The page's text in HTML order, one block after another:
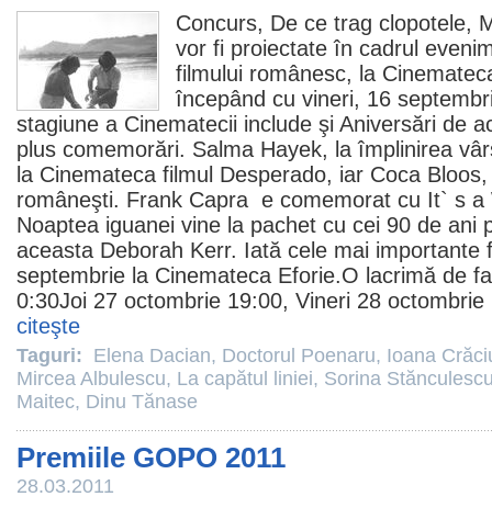
Concurs, De ce trag clopotele,
vor fi proiectate în cadrul
filmului românesc, la
începând cu vineri, 16
stagiune a Cinematecii include şi Aniversări de
plus comemorări. Salma Hayek, la împlinirea
la Cinemateca filmul Desperado, iar Coca Bloos
româneşti. Frank Capra e comemorat cu It` s
Noaptea iguanei vine la pachet cu cei 90 de ani
aceasta Deborah Kerr. Iată cele mai importante
septembrie la Cinemateca Eforie.O lacrimă de
0:30Joi 27 octombrie 19:00, Vineri 28
citeşte
Taguri: Elena Dacian, Doctorul Poenaru, Ioana
Mircea Albulescu, La capătul liniei, Sorina
Maitec, Dinu Tănase
Premiile GOPO 2011
28.03.2011